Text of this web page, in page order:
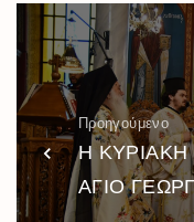
Προηγούμενο
Η ΚΥΡΙΑΚΗ
ΑΓΙΟ